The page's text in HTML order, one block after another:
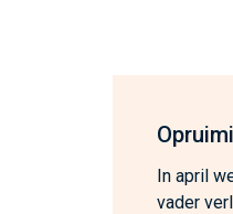
In april
vader